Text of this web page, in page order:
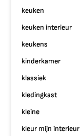
keuken
keuken interieur
keukens
kinderkamer
klassiek
kledingkast
kleine
kleur mijn interieur